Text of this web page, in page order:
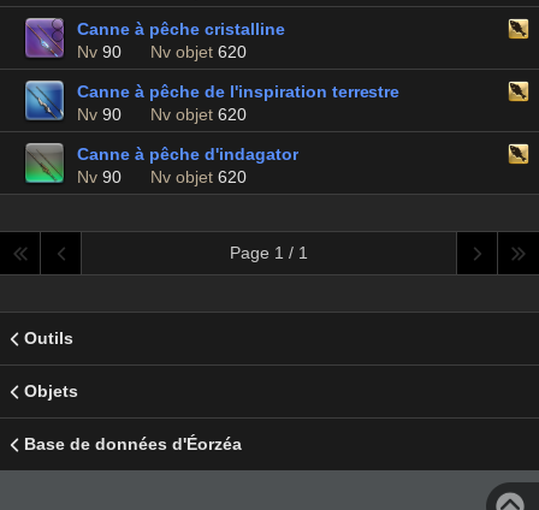
Canne à pêche cristalline
Nv 90 Nv objet 620
Canne à pêche de l'inspiration terrestre
Nv 90 Nv objet 620
Canne à pêche d'indagator
Nv 90 Nv objet 620
Page 1 / 1
Outils
Objets
Base de données d'Éorzéa